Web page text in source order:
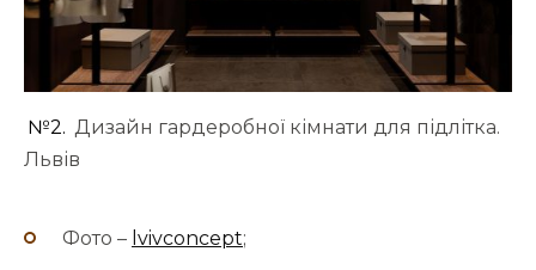
№2. Дизайн гардеробної кімнати для підлітка.
Львів
Фото – lvivconcept;